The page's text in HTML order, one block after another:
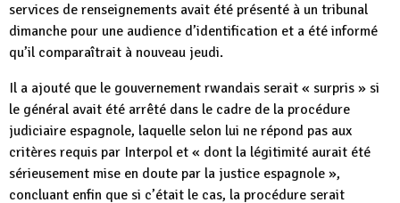
services de renseignements avait été présenté à un tribunal
dimanche pour une audience d’identification et a été informé
qu’il comparaîtrait à nouveau jeudi.
Il a ajouté que le gouvernement rwandais serait « surpris » si
le général avait été arrêté dans le cadre de la procédure
judiciaire espagnole, laquelle selon lui ne répond pas aux
critères requis par Interpol et « dont la légitimité aurait été
sérieusement mise en doute par la justice espagnole »,
concluant enfin que si c’était le cas, la procédure serait